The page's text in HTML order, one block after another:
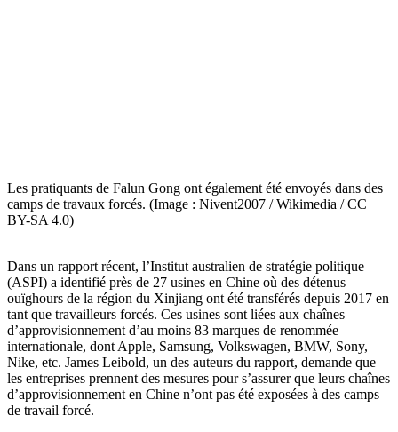
Les pratiquants de Falun Gong ont également été envoyés dans des
camps de travaux forcés. (Image : Nivent2007 / Wikimedia / CC
BY-SA 4.0)
Dans un rapport récent, l’Institut australien de stratégie politique
(ASPI) a identifié près de 27 usines en Chine où des détenus
ouïghours de la région du Xinjiang ont été transférés depuis 2017 en
tant que travailleurs forcés. Ces usines sont liées aux chaînes
d’approvisionnement d’au moins 83 marques de renommée
internationale, dont Apple, Samsung, Volkswagen, BMW, Sony,
Nike, etc. James Leibold, un des auteurs du rapport, demande que
les entreprises prennent des mesures pour s’assurer que leurs chaînes
d’approvisionnement en Chine n’ont pas été exposées à des camps
de travail forcé.